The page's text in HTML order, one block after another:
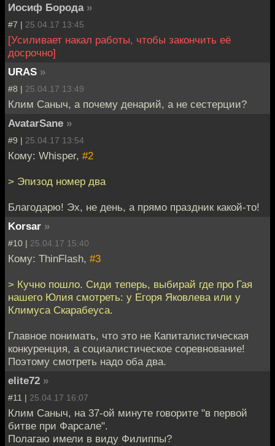
Иосиф Борода »
#7 | 25.04.17 13:45
[Усиливает накал работы, чтобы закончить её
досрочно]
URAS »
#8 | 25.04.17 13:49
Клим Саныч, а почему денарий, а не сестерции?
AvatarSane »
#9 | 25.04.17 13:54
Кому: Whisper, #2
> Эпизод номер два
Благодарю! Эх, не день, а прямо праздник какой-то!
Korsar »
#10 | 25.04.17 15:40
Кому: ThinFlash, #3
> Кучно пошло. Сиди теперь, выбирай где про Гая
нашего Юлия смотреть: у Егоря Яковлева или у
Климуса Скарабеуса.
Главное понимать, что это не Капиталистическая
конкуренция, а социалистическое соревнование!
Поэтому смотреть надо оба два.
elite72 »
#11 | 25.04.17 16:07
Клим Саныч, на 37-ой минуте говорите "в первой
битве при Фарсале".
Полагаю имели в виду Филиппы?